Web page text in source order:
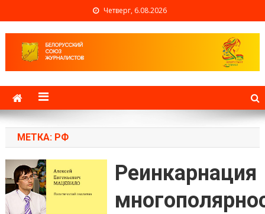
Четверг, 6.08.2026
Белорусский союз
журналистов
МЕТКА: РФ
Реинкарнация